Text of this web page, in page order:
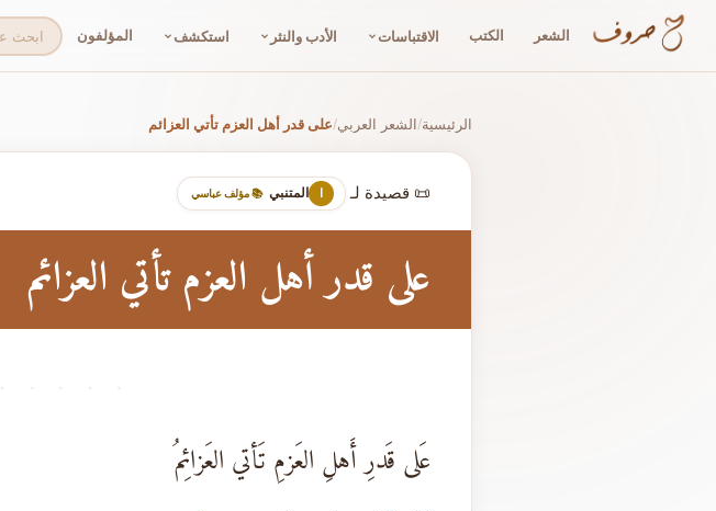
الشعر الكتب الاقتباسات الأدب والنثر استكشف المؤلفون
الرئيسية/الشعر العربي/على قدر أهل العزم تأتي العزائم
📜 قصيدة لـ ا المتنبي 📚 مؤلف عباسي
على قدر أهل العزم تأتي العزائم
· · · · ·
عَلى قَدرِ أَهلِ العَزمِ تَأتي العَزائِمُ